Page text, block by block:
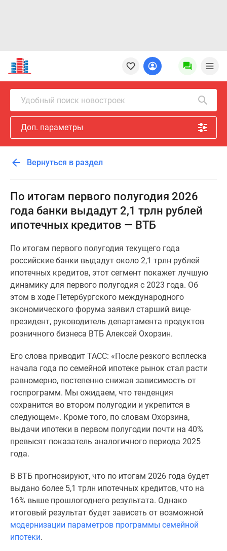
Новостройки
Квартиры
Ипотека
Новостройки
Москвы
Новостройки
Подмосковья
Новостройки
Москвы
Готовые
новостройки
Новостройки
карте
предложения
Коммерческие
помещения
Продавцы
застройщики
Панорамы
новостроек
новостроек
Экспертиза
новостроек
Экология
Москвы
Подмосковья
Студии
комнатные
комнатные
Квартиры
Удобный поиск новостроек
Доп. параметры
Вернуться в раздел
По итогам первого полугодия 2026
года банки выдадут 2,1 трлн рублей
ипотечных кредитов — ВТБ
По итогам первого полугодия текущего года
российские банки выдадут около 2,1 трлн рублей
ипотечных кредитов, этот сегмент покажет лучшую
динамику для первого полугодия с 2023 года. Об
этом в ходе Петербургского международного
экономического форума заявил старший вице-
президент, руководитель департамента продуктов
розничного бизнеса ВТБ Алексей Охорзин.
Его слова приводит ТАСС: «После резкого всплеска
начала года по семейной ипотеке рынок стал расти
равномерно, постепенно снижая зависимость от
госпрограмм. Мы ожидаем, что тенденция
сохранится во втором полугодии и укрепится в
следующем». Кроме того, по словам Охорзина,
выдачи ипотеки в первом полугодии почти на 40%
превысят показатель аналогичного периода 2025
года.
В ВТБ прогнозируют, что по итогам 2026 года будет
выдано более 5,1 трлн ипотечных кредитов, что на
16% выше прошлогоднего результата. Однако
итоговый результат будет зависеть от возможной
модернизации параметров программы семейной
ипотеки.